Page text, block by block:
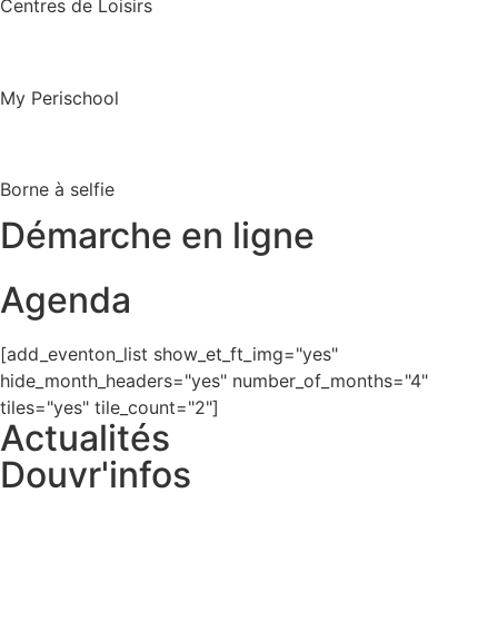
Centres de Loisirs
My Perischool
Borne à selfie
Démarche en ligne
Agenda
[add_eventon_list show_et_ft_img="yes"
hide_month_headers="yes" number_of_months="4"
tiles="yes" tile_count="2"]
Actualités
Douvr'infos